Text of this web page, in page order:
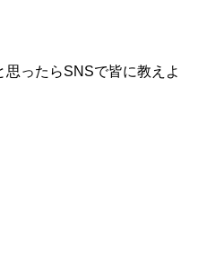
ったらSNSで皆に教えよ